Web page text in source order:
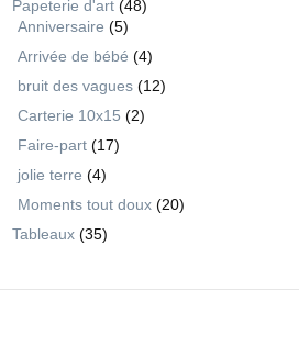
Papeterie d'art (48)
Anniversaire (5)
Arrivée de bébé (4)
bruit des vagues (12)
Carterie 10x15 (2)
Faire-part (17)
jolie terre (4)
Moments tout doux (20)
Tableaux (35)